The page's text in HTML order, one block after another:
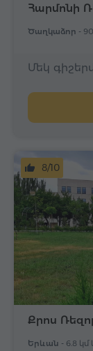
Հարմոնի
Ծաղկաձոր -
Մեկ
Քրոս
Երևան - 6.8
8/10